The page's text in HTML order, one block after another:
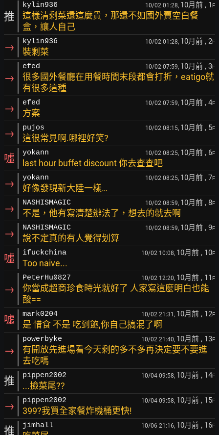
推
kylin936 10/02 01:28, 10月前 , 1 F
這樣清剩菜還這麼貴，那還不如國外賣空白餐
盒，讓人自己
→ kylin936 10/02 01:28, 10月前 , 2F
裝剩菜
→
efed 10/02 07:59, 10月前 , 3F
很多國外餐廳在用餐時間末段都會打折，eatigo就
有很多這種
→ efed 10/02 07:59, 10月前 , 4F
方案
→ pujos 10/02 08:15, 10月前 , 5F
這很常見啊.哪裡好笑?
噓 yokann 10/02 08:25, 10月前 , 6F
last hour buffet discount 你去查查吧
→ yokann 10/02 08:25, 10月前 , 7F
好像發現新大陸一樣…
→ NASHISMAGIC 10/02 08:59, 10月前 , 8F
不是，他有寫清楚辦法了，想去的就去啊
→ NASHISMAGIC 10/02 08:59, 10月前 , 9F
說不定真的有人覺得划算
噓 ifuckchina 10/02 10:08, 10月前 , 10F
Too naive...
→
PeterHu0827 10/02 12:20, 10月前 , 11 F
你當成超商珍食時光就好了 人家寫這麼明白也能
酸==
噓 mark0204 10/02 21:31, 10月前 , 12F
是 惜食 不是 吃到飽,你自己搞混了啊
→
powerbyke 10/02 21:40, 10月前 , 13F
有開放先進場看今天剩的多不多再決定要不要進
去吃嗎
推 pippen2002 10/04 09:58, 10月前 , 14F
...撿菜尾??
→ pippen2002 10/04 09:58, 10月前 , 15F
399?我買全家餐炸機桶更快!
推 jimhall 10/06 21:16, 10月前 , 16F